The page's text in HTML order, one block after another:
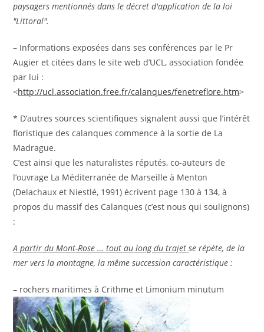
paysagers mentionnés dans le décret d'application de la loi
"Littoral".
– Informations exposées dans ses conférences par le Pr
Augier et citées dans le site web d’UCL, association fondée
par lui :
<http://ucl.association.free.fr/calanques/fenetreflore.htm>
* D’autres sources scientifiques signalent aussi que l’intérêt
floristique des calanques commence à la sortie de La
Madrague.
C’est ainsi que les naturalistes réputés, co-auteurs de
l’ouvrage La Méditerranée de Marseille à Menton
(Delachaux et Niestlé, 1991) écrivent page 130 à 134, à
propos du massif des Calanques (c’est nous qui soulignons)
:
A partir du Mont-Rose … tout au long du trajetse répète, de la
mer vers la montagne, la même succession caractéristique :
– rochers maritimes à Crithme et Limonium minutum